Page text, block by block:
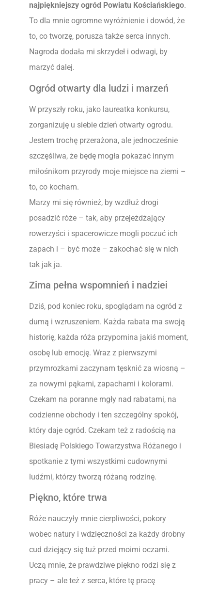
najpiękniejszy ogród Powiatu Kościańskiego.
To dla mnie ogromne wyróżnienie i dowód, że
to, co tworzę, porusza także serca innych.
Nagroda dodała mi skrzydeł i odwagi, by
marzyć dalej.
Ogród otwarty dla ludzi i marzeń
W przyszły roku, jako laureatka konkursu,
zorganizuję u siebie dzień otwarty ogrodu.
Jestem trochę przerażona, ale jednocześnie
szczęśliwa, że będę mogła pokazać innym
miłośnikom przyrody moje miejsce na ziemi –
to, co kocham.
Marzy mi się również, by wzdłuż drogi
posadzić róże – tak, aby przejeżdżający
rowerzyści i spacerowicze mogli poczuć ich
zapach i – być może – zakochać się w nich
tak jak ja.
Zima pełna wspomnień i nadziei
Dziś, pod koniec roku, spoglądam na ogród z
dumą i wzruszeniem. Każda rabata ma swoją
historię, każda róża przypomina jakiś moment,
osobę lub emocję. Wraz z pierwszymi
przymrozkami zaczynam tęsknić za wiosną –
za nowymi pąkami, zapachami i kolorami.
Czekam na poranne mgły nad rabatami, na
codzienne obchody i ten szczególny spokój,
który daje ogród. Czekam też z radością na
Biesiadę Polskiego Towarzystwa Różanego i
spotkanie z tymi wszystkimi cudownymi
ludźmi, którzy tworzą różaną rodzinę.
Piękno, które trwa
Róże nauczyły mnie cierpliwości, pokory
wobec natury i wdzięczności za każdy drobny
cud dziejący się tuż przed moimi oczami.
Uczą mnie, że prawdziwe piękno rodzi się z
pracy – ale też z serca, które tę pracę